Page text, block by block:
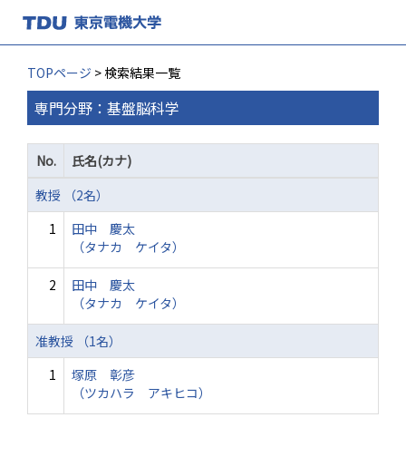
TOPページ > 検索結果一覧
専門分野：基盤脳科学
No.
氏名(カナ)
教授 （2名）
1
田中 慶太
（タナカ ケイタ）
2
田中 慶太
（タナカ ケイタ）
准教授 （1名）
1
塚原 彰彦
（ツカハラ アキヒコ）